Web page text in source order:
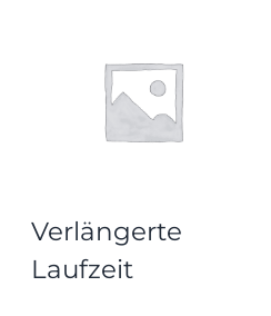
Verlängerte
Laufzeit